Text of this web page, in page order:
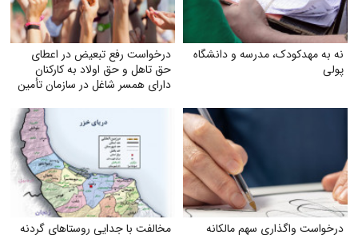
نه به مهدکودک، مدرسه و دانشگاه
پولی
درخواست رفع تبعیض در اعطای
حق تاهل و حق اولاد به کارکنان
دارای همسر شاغل در سازمان تأمین
درخواست واگذاری سهم مالکانه
مخالفت با جدایی روستاهای گردنه